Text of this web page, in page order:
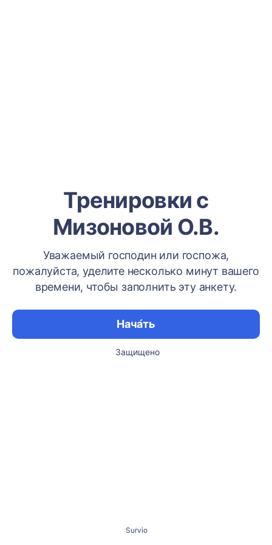
Тренировки с
Мизоновой О.В.
Уважаемый господин или госпожа,
пожалуйста, уделите несколько минут вашего
времени, чтобы заполнить эту анкету.
Нача́ть
Защищено
Survio